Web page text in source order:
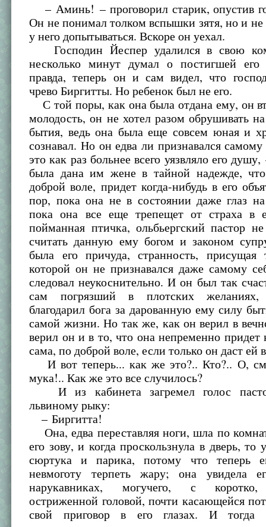
– Аминь! – проговорил старик, опустив
Он не понимал толком вспышки зятя, но и не
у него допытываться. Вскоре он уехал.
Господин Йеспер удалился в свою
несколько минут думал о постигшей
правда, теперь он и сам видел, что
чрево Биргитты. Но ребенок был не его.
С той поры, как она была отдана ему, он
молодость, он не хотел разом обрушивать
бытия, ведь она была еще совсем юная и
сознавал. Но он едва ли признавался
это как раз больнее всего уязвляло его
была дана им жене в тайной надежде,
доброй воле, придет когда-нибудь в его
пор, пока она не в состоянии даже глаз
пока она все еще трепещет от страха в
пойманная птичка, ольбьергский пастор
считать данную ему богом и законом
была его причуда, странность,
которой он не признавался даже самому
следовал неукоснительно. И он был так
сам погрязший в плотских желаниях,
благодарил бога за дарованную ему силу
самой жизни. Но так же, как он верил в
верил он и в то, что она непременно придет
сама, по доброй воле, если только он даст ей
И вот теперь... как же это?.. Кто?.. О,
мука!.. Как же это все случилось?
И из кабинета загремел голос
львиному рыку:
– Биргитта!
Она, едва переставляя ноги, шла по
его зову, и когда проскользнула в дверь, то
сюртука и парика, потому что теперь
невмоготу терпеть жару; она увидела
нарукавниках, могучего, с
остриженной головой, почти касающейся
свой приговор в его глазах. И